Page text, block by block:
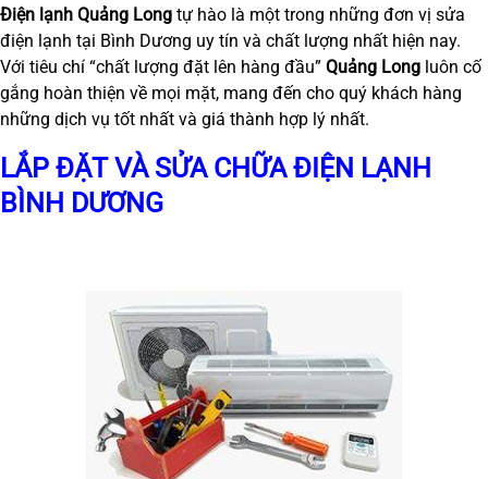
Điện lạnh Quảng Long tự hào là một trong những đơn vị sửa
điện lạnh tại Bình Dương uy tín và chất lượng nhất hiện nay.
Với tiêu chí “chất lượng đặt lên hàng đầu” Quảng Long luôn cố
gắng hoàn thiện về mọi mặt, mang đến cho quý khách hàng
những dịch vụ tốt nhất và giá thành hợp lý nhất.
LẮP ĐẶT VÀ SỬA CHỮA ĐIỆN LẠNH
BÌNH DƯƠNG